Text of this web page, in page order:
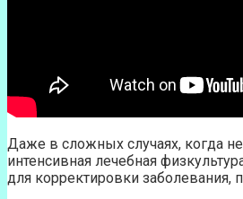
Даже в сложных случаях, когда
интенсивная лечебная
для корректировки заболевания,